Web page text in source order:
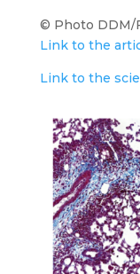
© Photo DDM/
Link to the
Link to the